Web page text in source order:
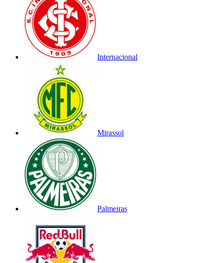
Internacional
Mirassol
Palmeiras